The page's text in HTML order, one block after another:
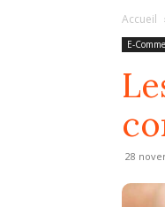
Accueil
E-
28